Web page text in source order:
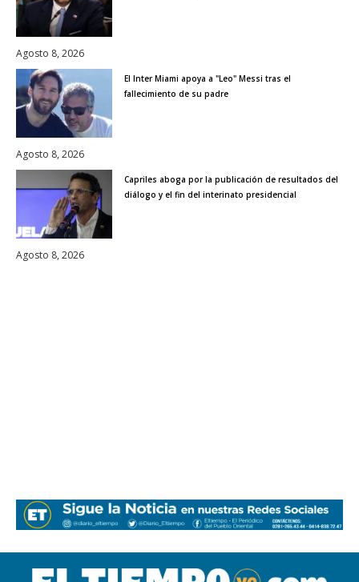
Agosto 8, 2026
El Inter Miami apoya a "Leo" Messi tras el
fallecimiento de su padre
Agosto 8, 2026
Capriles aboga por la publicación de resultados del
diálogo y el fin del interinato presidencial
Agosto 8, 2026